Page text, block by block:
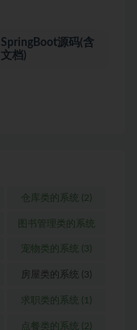
SpringBoot源码(含
文档)
仓库类的系统 (2)
图书管理类的系统
(1)
宠物类的系统 (3)
房屋类的系统 (3)
求职类的系统 (1)
点餐类的系统 (2)